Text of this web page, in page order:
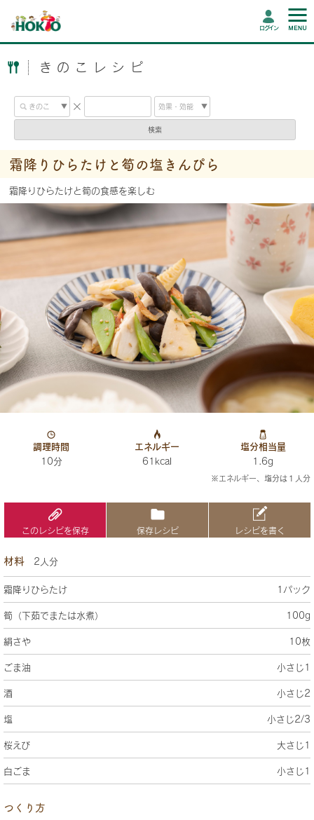
ログイン
きのこレシピ
検索
霜降りひらたけと筍の塩きんぴら
霜降りひらたけと筍の食感を楽しむ
調理時間
10分
エネルギー
61kcal
塩分相当量
1.6g
※エネルギー、塩分は１人分
このレシピを保存 保存レシピ レシピを書く
材料 2人分
霜降りひらたけ 1パック
筍（下茹でまたは水煮） 100g
絹さや 10枚
ごま油 小さじ1
酒 小さじ2
塩 小さじ2/3
桜えび 大さじ1
白ごま 小さじ1
つくり方